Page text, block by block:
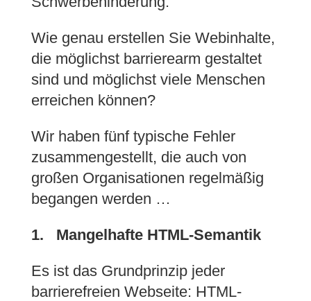
Wie genau erstellen Sie Webinhalte,
die möglichst barrierearm gestaltet
sind und möglichst viele Menschen
erreichen können?
Wir haben fünf typische Fehler
zusammengestellt, die auch von
großen Organisationen regelmäßig
begangen werden …
1. Mangelhafte HTML-Semantik
Es ist das Grundprinzip jeder
barrierefreien Webseite: HTML-